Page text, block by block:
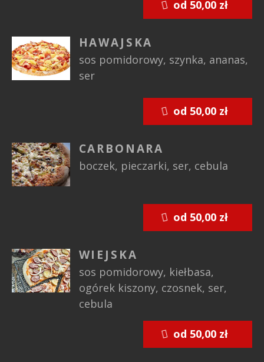
HAWAJSKA
sos pomidorowy, szynka, ananas,
ser
CARBONARA
boczek, pieczarki, ser, cebula
WIEJSKA
sos pomidorowy, kiełbasa,
ogórek kiszony, czosnek, ser,
cebula